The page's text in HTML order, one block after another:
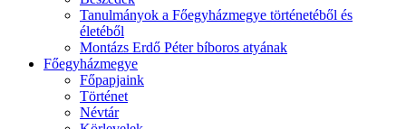
Tanulmányok a Főegyházmegye történetéből és
életéből
Montázs Erdő Péter bíboros atyának
Főegyházmegye
Főpapjaink
Történet
Névtár